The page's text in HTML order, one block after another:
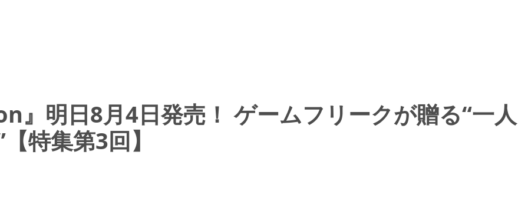
明日8月4日発売！ ゲームフリークが贈る“一人
特集第3回】